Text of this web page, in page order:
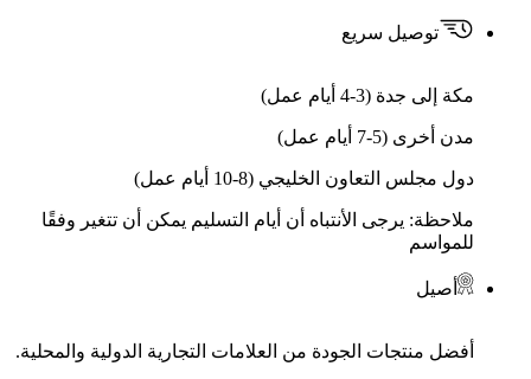
توصيل سريع
مكة إلى جدة (3-4 أيام عمل)
مدن أخرى (5-7 أيام عمل)
دول مجلس التعاون الخليجي (8-10 أيام عمل)
ملاحظة: يرجى الأنتباه أن أيام التسليم يمكن أن تتغير وفقًا
للمواسم
أصيل
أفضل منتجات الجودة من العلامات التجارية الدولية والمحلية.